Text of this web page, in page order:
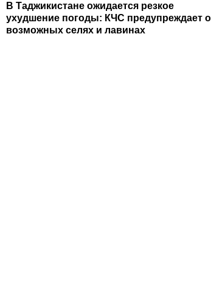
В Таджикистане ожидается резкое
ухудшение погоды: КЧС предупреждает о
возможных селях и лавинах